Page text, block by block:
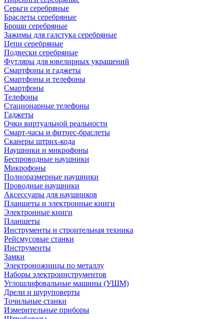
Серьги серебряные
Браслеты серебряные
Броши серебряные
Зажимы для галстука серебряные
Цепи серебряные
Подвески серебряные
Футляры для ювелирных украшений
Смартфоны и гаджеты
Смартфоны и телефоны
Смартфоны
Телефоны
Стационарные телефоны
Гаджеты
Очки виртуальной реальности
Смарт-часы и фитнес-браслеты
Сканеры штрих-кода
Наушники и микрофоны
Беспроводные наушники
Микрофоны
Полноразмерные наушники
Проводные наушники
Аксессуары для наушников
Планшеты и электронные книги
Электронные книги
Планшеты
Инструменты и строительная техника
Рейсмусовые станки
Инструменты
Замки
Электроножницы по металлу
Наборы электроинструментов
Углошлифовальные машины (УШМ)
Дрели и шуруповерты
Точильные станки
Измерительные приборы